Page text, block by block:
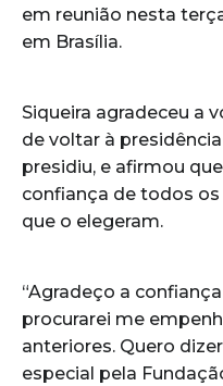
em reunião nesta
em Brasília.
Siqueira agradeceu a
de voltar à
presidiu, e afirmou
confiança de todos os
que o elegeram.
“Agradeço a
procurarei me
anteriores. Quero
especial pela